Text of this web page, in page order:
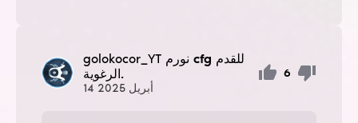
golokocor_YT نورم cfg للقدم
الرغوية.
14 أبريل
6